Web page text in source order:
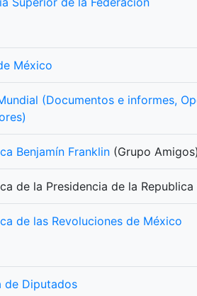
México
(Documentos e informes,
Benjamín Franklin (Grupo Amigos)
de la Presidencia de la Republica
de las Revoluciones de México
de Diputados